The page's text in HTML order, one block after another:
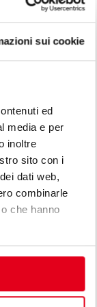
sui cookie
ed
media e per
inoltre
sito con i
dati web,
combinarle
che hanno
LIGNES
exigences
modulable
des exigences
standards